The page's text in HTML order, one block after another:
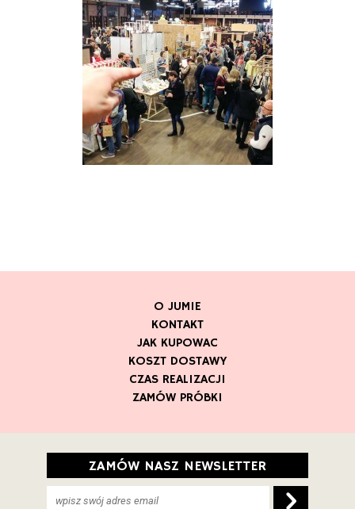
O JUMIE
KONTAKT
JAK KUPOWAC
KOSZT DOSTAWY
CZAS REALIZACJI
ZAMÓW PRÓBKI
ZAMÓW NASZ NEWSLETTER